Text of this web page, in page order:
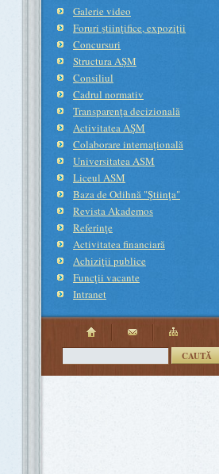
Galerie video
Foruri ştiinţifice, expoziţii
Concursuri
Structura AŞM
Consiliul
Cadrul normativ
Transparenţa decizională
Activitatea AŞM
Colaborare internaţională
Universitatea ASM
Liceul ASM
Baza de Odihnă "Ştiinţa"
Revista Akademos
Referinţe
Activitatea financiară
Achiziţii publice
Funcţii vacante
Intranet
CAUTĂ